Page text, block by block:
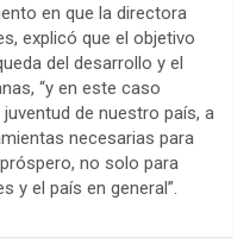
en que la directora
explicó que el objetivo
del desarrollo y el
“y en este caso
de nuestro país, a
necesarias para
no solo para
y el país en general”.